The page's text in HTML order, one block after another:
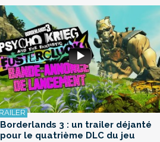
Borderlands 3 : un trailer déjanté
pour le quatrième DLC du jeu